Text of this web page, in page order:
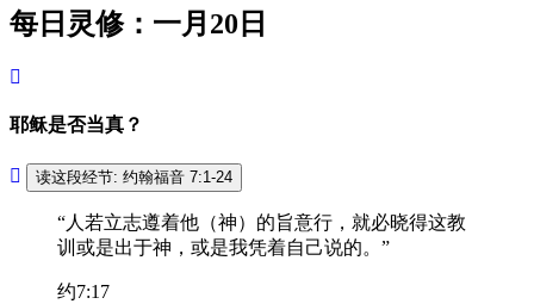
每日灵修：一月20日
耶稣是否当真？
读这段经节: 约翰福音 7:1-24
“人若立志遵着他（神）的旨意行，就必晓得这教
训或是出于神，或是我凭着自己说的。”
约7:17